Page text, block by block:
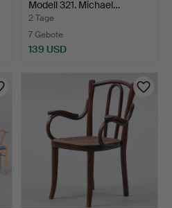
Modell 321. Michael…
2 Tage
7 Gebote
139 USD